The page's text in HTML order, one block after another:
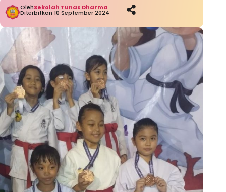
OlehSekolah Tunas Dharma
Diterbitkan 10 September 2024